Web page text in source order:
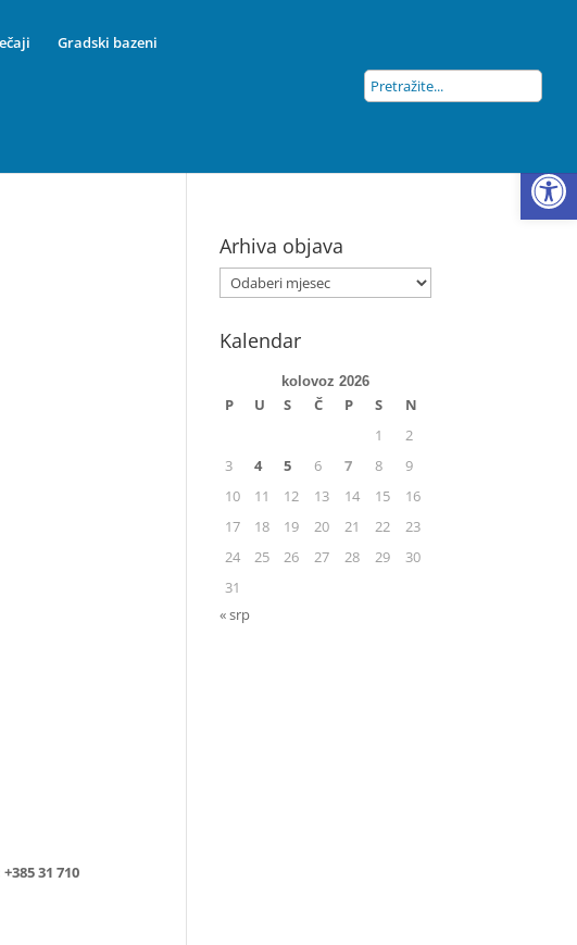
Gradski bazeni
31 710
Arhiva objava
Kalendar
kolovoz 2026
P U S Č P S
N
1
2
3
4 5 6 7 8
9
10
11 12 13 14 15
16
17
18 19 20 21 22
23
24
25 26 27 28 29
30
31
« srp